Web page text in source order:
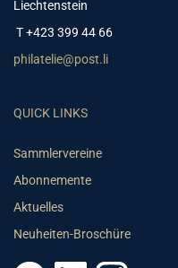
Liechtenstein
T +423 399 44 66
philatelie@post.li
QUICK LINKS
Sammlervereine
Abonnemente
Aktuelles
Neuheiten-Broschüre